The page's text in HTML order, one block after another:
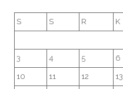
S S R K
3 4 5 6
10 11 12 13